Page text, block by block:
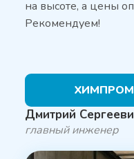
на высоте, а цены
Рекомендуем!
ХИМПРОМ
Дмитрий
главный инженер